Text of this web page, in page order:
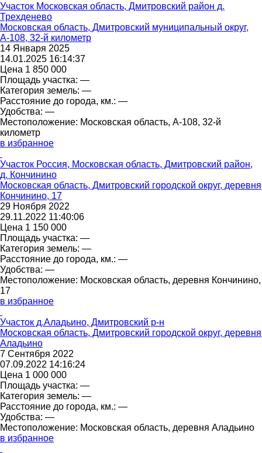
Участок Московская область, Дмитровский район д.
Трехденево
Московская область, Дмитровский муниципальный округ,
А-108, 32-й километр
14 Января 2025
14.01.2025 16:14:37
Цена 1 850 000
Площадь участка: —
Категория земель: —
Расстояние до города, км.: —
Удобства: —
Местоположение: Московская область, А-108, 32-й
километр
в избранное
Участок Россия, Московская область, Дмитровский район,
д. Кончинино
Московская область, Дмитровский городской округ, деревня
Кончинино, 17
29 Ноября 2022
29.11.2022 11:40:06
Цена 1 150 000
Площадь участка: —
Категория земель: —
Расстояние до города, км.: —
Удобства: —
Местоположение: Московская область, деревня Кончинино,
17
в избранное
Участок д.Аладьино, Дмитровский р-н
Московская область, Дмитровский городской округ, деревня
Аладьино
7 Сентября 2022
07.09.2022 14:16:24
Цена 1 000 000
Площадь участка: —
Категория земель: —
Расстояние до города, км.: —
Удобства: —
Местоположение: Московская область, деревня Аладьино
в избранное